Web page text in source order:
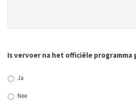
Is vervoer na het officiële programma
Ja
Nee